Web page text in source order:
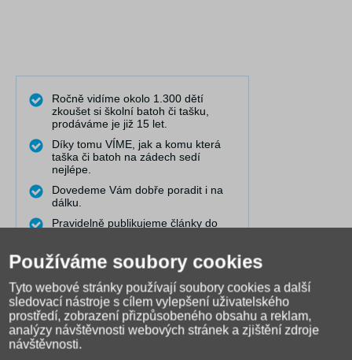
Ročně vidíme okolo 1.300 dětí
zkoušet si školní batoh či tašku,
prodáváme je již 15 let.
Díky tomu VÍME, jak a komu která
taška či batoh na zádech sedí
nejlépe.
Dovedeme Vám dobře poradit i na
dálku.
Pravidelně publikujeme články do
Máme nejširší výběr online a
spolupracujeme s 25 výrobci.
Točíme videa, která Vám pomáhají
při výběru a rozhodování.
Používáme soubory cookies
Tyto webové stránky používají soubory cookies a další
sledovací nástroje s cílem vylepšení uživatelského
prostředí, zobrazení přizpůsobeného obsahu a reklam,
analýzy návštěvnosti webových stránek a zjištění zdroje
návštěvnosti.